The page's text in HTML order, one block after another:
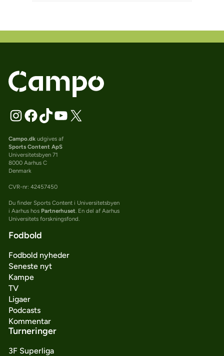
Campo.dkudgives af
Sports Content ApS
Universitetsbyen 71
8000 Aarhus C
Denmark
CVR-nr: 42457450
Du finder Sports Content i Universitetsbyen
i Aarhus hos Partnerhuset . En del af Aarhus
Universitets forskningsfond.
Fodbold
Fodbold nyheder
Seneste nyt
Kampe
TV
Ligaer
Podcasts
Kommentar
Turneringer
3F Superliga